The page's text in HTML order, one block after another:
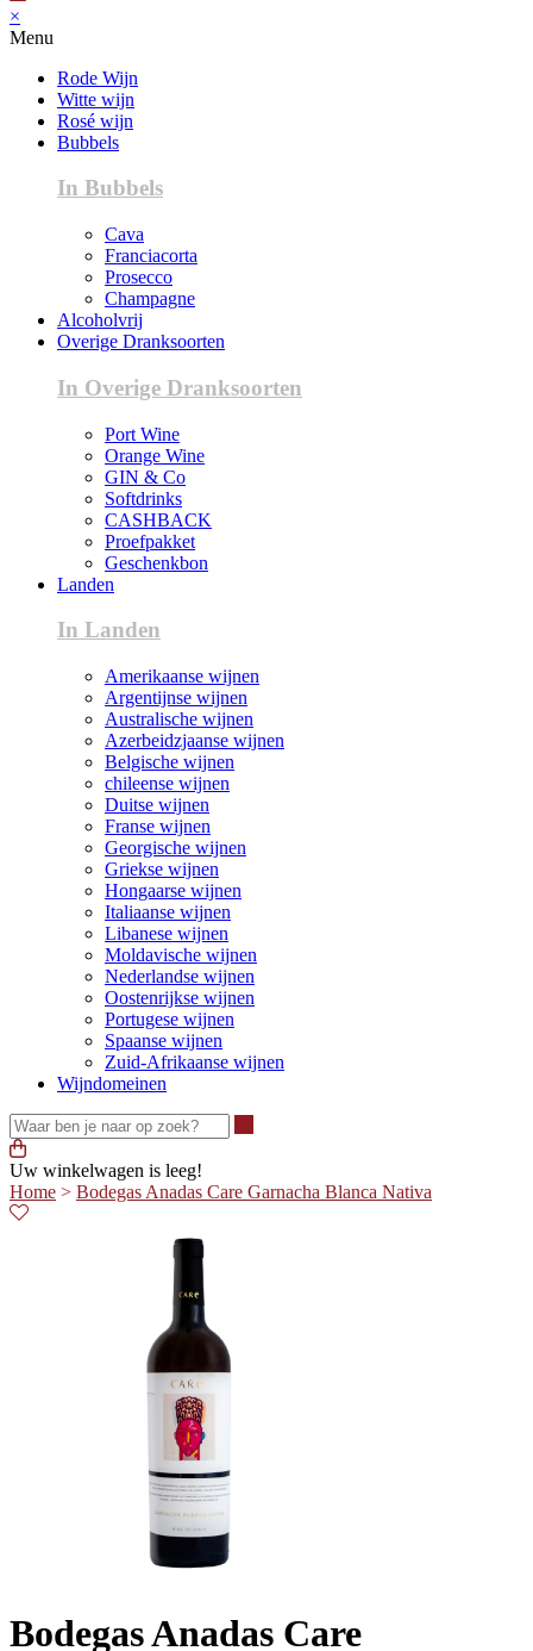
×
Menu
Rode Wijn
Witte wijn
Rosé wijn
Bubbels
In Bubbels
Cava
Franciacorta
Prosecco
Champagne
Alcoholvrij
Overige Dranksoorten
In Overige Dranksoorten
Port Wine
Orange Wine
GIN & Co
Softdrinks
CASHBACK
Proefpakket
Geschenkbon
Landen
In Landen
Amerikaanse wijnen
Argentijnse wijnen
Australische wijnen
Azerbeidzjaanse wijnen
Belgische wijnen
chileense wijnen
Duitse wijnen
Franse wijnen
Georgische wijnen
Griekse wijnen
Hongaarse wijnen
Italiaanse wijnen
Libanese wijnen
Moldavische wijnen
Nederlandse wijnen
Oostenrijkse wijnen
Portugese wijnen
Spaanse wijnen
Zuid-Afrikaanse wijnen
Wijndomeinen
Uw winkelwagen is leeg!
Home > Bodegas Anadas Care Garnacha Blanca Nativa
Bodegas Anadas Care